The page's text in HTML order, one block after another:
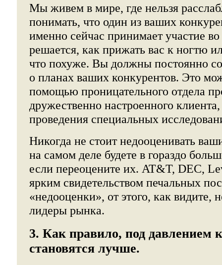
Мы живем в мире, где нельзя
понимать, что один из ваших
именно сейчас принимает участие во
решается, как прижать вас к ногтю
что похуже. Вы должны постоянно
о планах ваших конкурентов. Это
помощью проницательного отдела
дружественно настроенного
проведения специальных
Никогда не стоит недооценивать
на самом деле будете в гораздо
если переоцените их. AT&T, DEC,
ярким свидетельством печальных
«недооценки», от этого, как видите,
лидеры рынка.
3. Как правило, под давлением
становятся лучше.